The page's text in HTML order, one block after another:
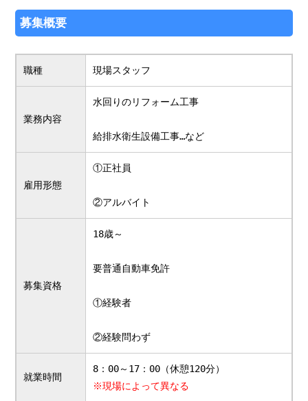
募集概要
職種 現場スタッフ
業務内容
水回りのリフォーム工事
給排水衛生設備工事…など
雇用形態
①正社員
②アルバイト
募集資格
18歳～
要普通自動車免許
①経験者
②経験問わず
就業時間
8：00～17：00（休憩120分）
※現場によって異なる